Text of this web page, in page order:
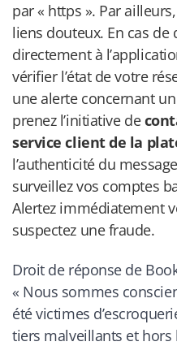
par « https ». Par
liens douteux. En cas de
directement à
vérifier l’état de votre
une alerte concernant
prenez l’initiative de
service client de la
l’authenticité du
surveillez vos comptes
Alertez immédiatement
suspectez une fraude.
Droit de réponse de
« Nous sommes
été victimes
tiers malveillants et hors